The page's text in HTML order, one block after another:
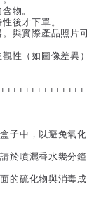
物。
後才下單。
與實際產品照片
性（如圖像差異
子中，以避免氧化
於噴灑香水幾分
的硫化物與消毒